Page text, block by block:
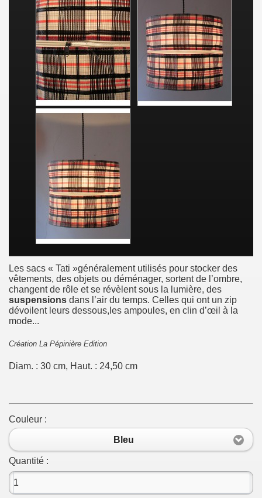
Les sacs « Tati »généralement utilisés pour stocker des
vêtements, des objets ou déménager, sortent de l’ombre,
changent de rôle et se révèlent sous la lumière, des
suspensions dans l’air du temps. Celles qui ont un zip
dévoilent leurs dessous,les ampoules, en clin d’œil à la
mode...
Création La Pépinière Edition
Diam. : 30 cm, Haut. : 24,50 cm
Couleur :
Bleu
Quantité :